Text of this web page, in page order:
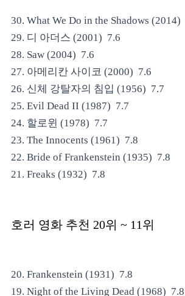
30. What We Do in the Shadows (2014)
29. 디 아더스 (2001) 7.6
28. Saw (2004) 7.6
27. 아메리칸 사이코 (2000) 7.6
26. 신체 강탈자의 침입 (1956) 7.7
25. Evil Dead II (1987) 7.7
24. 할로윈 (1978) 7.7
23. The Innocents (1961) 7.8
22. Bride of Frankenstein (1935) 7.8
21. Freaks (1932) 7.8
호러 영화 추천 20위 ~ 11위
20. Frankenstein (1931) 7.8
19. Night of the Living Dead (1968) 7.8